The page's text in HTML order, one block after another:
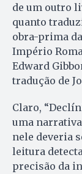
de um outro
quanto
obra-prima
Império
Edward
tradução de
Claro,
uma
nele deveria
leitura
precisão da